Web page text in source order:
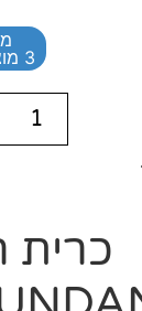
3 מוצרים משלוח חינם
כרית